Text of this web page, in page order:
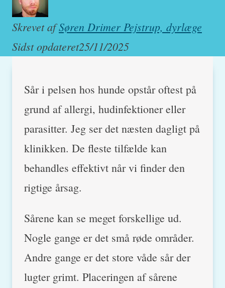
Skrevet afSøren Drimer Pejstrup, dyrlæge
Sidst opdateret25/11/2025
Sår i pelsen hos hunde opstår oftest på
grund af allergi, hudinfektioner eller
parasitter. Jeg ser det næsten dagligt på
klinikken. De fleste tilfælde kan
behandles effektivt når vi finder den
rigtige årsag.
Sårene kan se meget forskellige ud.
Nogle gange er det små røde områder.
Andre gange er det store våde sår der
lugter grimt. Placeringen af sårene